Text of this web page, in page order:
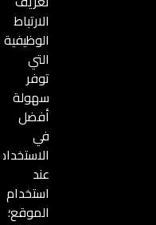
الارتباط
الوظيفية،
التي
توفر
سهولة
أفضل
في
الاستخدام
عند
استخدام
الموقع؛